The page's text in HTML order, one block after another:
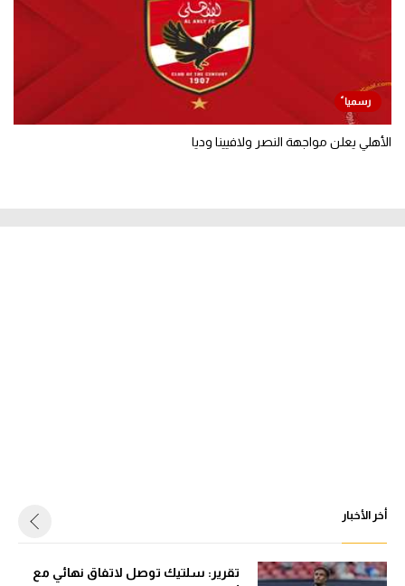
الأهلي يعلن مواجهة النصر ولافيينا وديا
أخر الأخبار
تقرير: سلتيك توصل لاتفاق نهائي مع